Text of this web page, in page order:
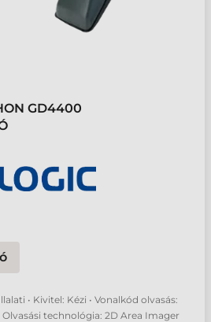
GD4400
• Kivitel: Kézi • Vonalkód olvasás:
Olvasási technológia: 2D Area Imager